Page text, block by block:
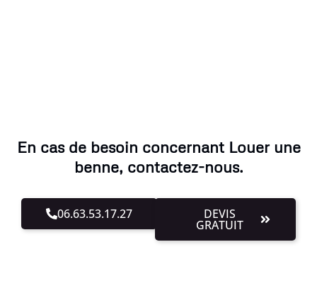
En cas de besoin concernant Louer une
benne, contactez-nous.
06.63.53.17.27 DEVIS
GRATUIT